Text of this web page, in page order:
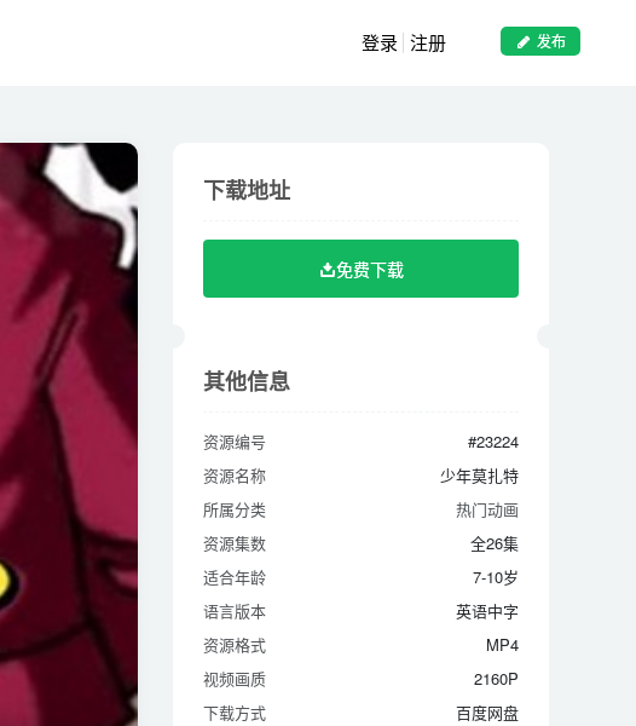
发布
登录 注册
免费下载
资源名称
少年莫扎特
所属分类
热门动画
资源集数
全26集
适合年龄
7-10岁
语言版本
英语中字
资源格式
MP4
视频画质
2160P
下载方式
百度网盘
更新日期
2026-03-09
下载地址
免费下载
其他信息
资源编号
#23224
资源名称
少年莫扎特
所属分类
热门动画
资源集数
全26集
适合年龄
7-10岁
语言版本
英语中字
资源格式
MP4
视频画质
2160P
下载方式
百度网盘